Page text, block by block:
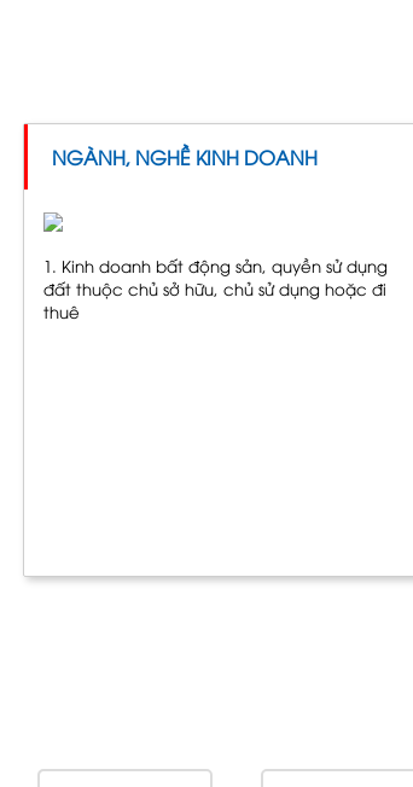
NGÀNH, NGHỀ KINH DOANH
1. Kinh doanh bất động sản, quyền sử dụng
đất thuộc chủ sở hữu, chủ sử dụng hoặc đi
thuê